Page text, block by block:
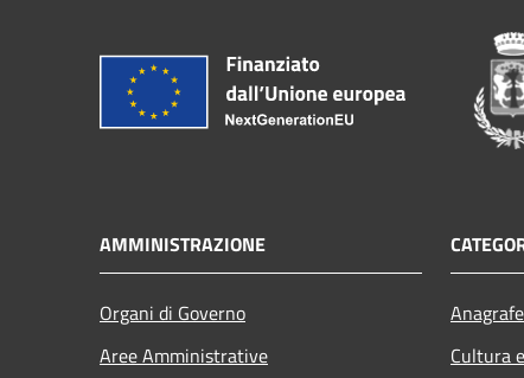
AMMINISTRAZIONE
Organi di Governo
Aree Amministrative
Cultura